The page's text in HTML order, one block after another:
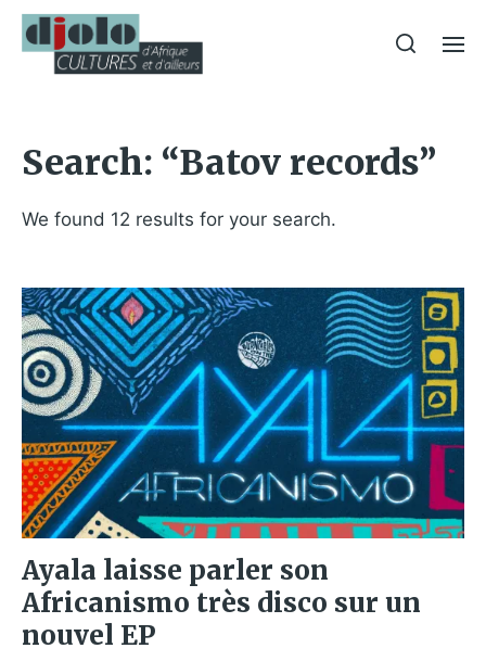
Search: “Batov records”
We found 12 results for your search.
Ayala laisse parler son
Africanismo très disco sur un
nouvel EP